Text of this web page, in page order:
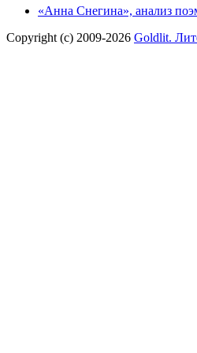
«Анна Снегина», анализ
Copyright (c) 2009-2026 Goldlit.